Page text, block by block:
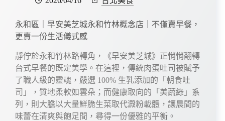
永和區｜早安美芝城永和竹林概念店｜不僅賣早餐，
更賣一份生活儀式感
靜佇於永和竹林路轉角，《早安美芝城》正悄悄翻轉
台式早餐的既定美學。在這裡，傳統肉蛋吐司被賦予
了職人級的靈魂，嚴選 100% 生乳添加的「朝食吐
司」，質地柔軟如雲朵；而健康取向的「美蔬綠」系
列，則大膽以大量鮮脆生菜取代澱粉載體，讓晨間的
味蕾在清爽與飽足間，尋得一份優雅的平衡。